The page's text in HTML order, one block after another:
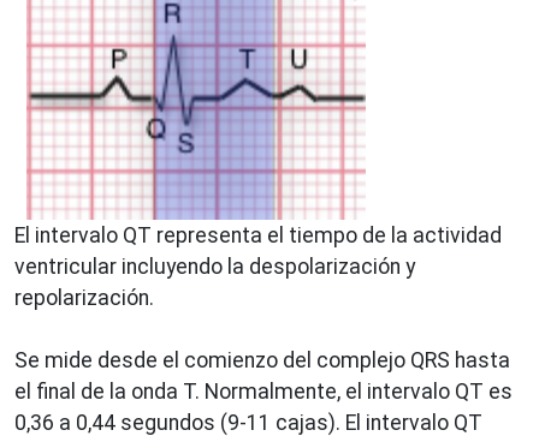
El intervalo QT representa el tiempo de la actividad
ventricular incluyendo la despolarización y
repolarización.
Se mide desde el comienzo del complejo QRS hasta
el final de la onda T. Normalmente, el intervalo QT es
0,36 a 0,44 segundos (9-11 cajas). El intervalo QT